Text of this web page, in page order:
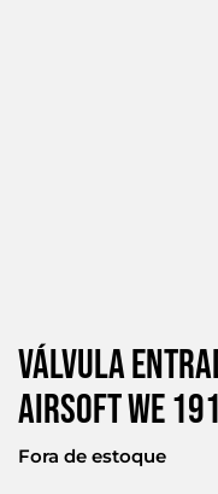
Válvula
Airsoft We
Fora de estoque